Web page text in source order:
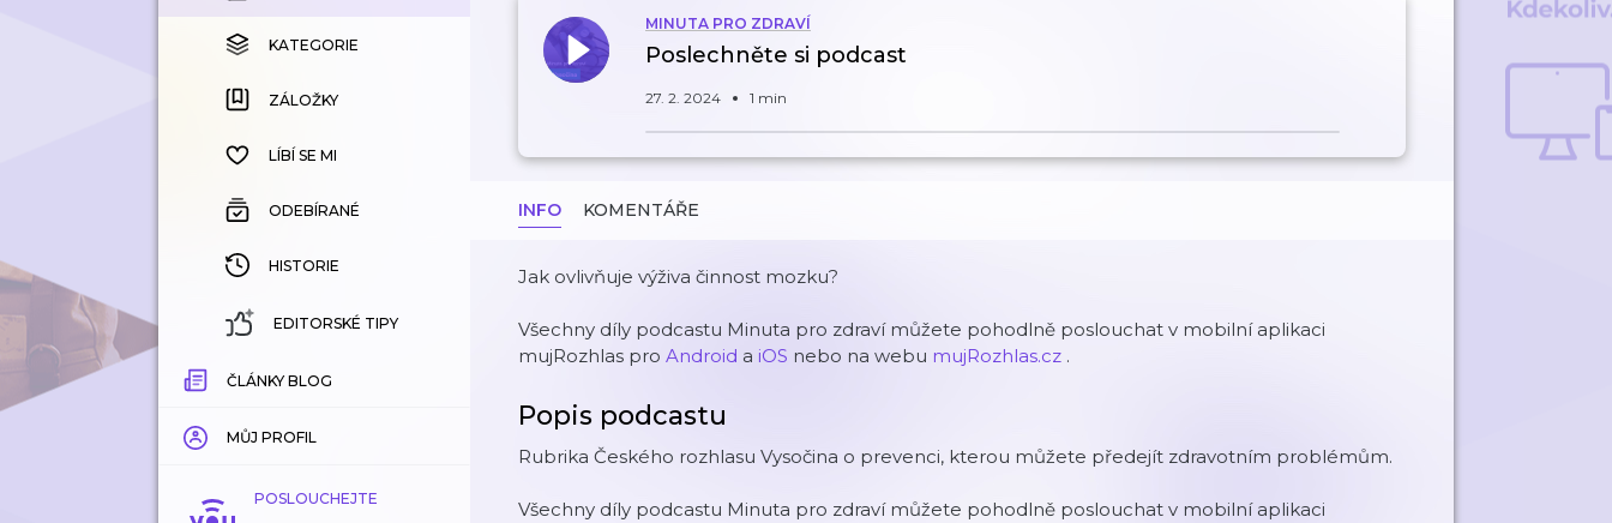
KATEGORIE
ZÁLOŽKY
HISTORIE
KATEGORIE
ZÁLOŽKY
LÍBÍ SE MI
ODEBÍRANÉ
HISTORIE
EDITORSKÉ TIPY
ČLÁNKY BLOG
MŮJ PROFIL
POSLOUCHEJTE
MINUTA PRO ZDRAVÍ
Poslechněte si podcast
27. 2. 2024 1 min
INFO KOMENTÁŘE
Jak ovlivňuje výživa činnost mozku?
Všechny díly podcastu Minuta pro zdraví můžete pohodlně poslouchat v mobilní aplikaci
mujRozhlas pro Android a iOS nebo na webu mujRozhlas.cz .
Popis podcastu
Rubrika Českého rozhlasu Vysočina o prevenci, kterou můžete předejít zdravotním problémům.
Všechny díly podcastu Minuta pro zdraví můžete pohodlně poslouchat v mobilní aplikaci